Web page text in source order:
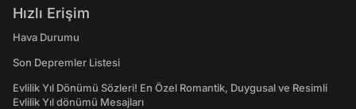
Hızlı Erişim
Hava Durumu
Son Depremler Listesi
Evlilik Yıl Dönümü Sözleri! En Özel Romantik, Duygusal ve Resimli
Evlilik Yıl dönümü Mesajları